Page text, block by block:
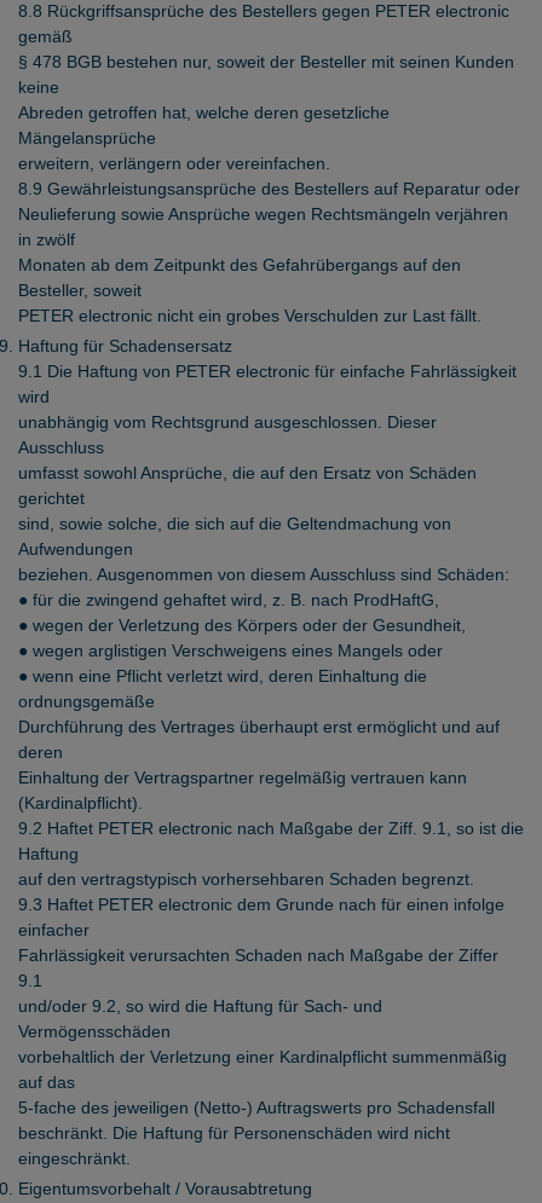
8.8 Rückgriffsansprüche des Bestellers gegen PETER electronic
gemäß
§ 478 BGB bestehen nur, soweit der Besteller mit seinen Kunden
keine
Abreden getroffen hat, welche deren gesetzliche
Mängelansprüche
erweitern, verlängern oder vereinfachen.
8.9 Gewährleistungsansprüche des Bestellers auf Reparatur oder
Neulieferung sowie Ansprüche wegen Rechtsmängeln verjähren
in zwölf
Monaten ab dem Zeitpunkt des Gefahrübergangs auf den
Besteller, soweit
PETER electronic nicht ein grobes Verschulden zur Last fällt.
Haftung für Schadensersatz
9.1 Die Haftung von PETER electronic für einfache Fahrlässigkeit
wird
unabhängig vom Rechtsgrund ausgeschlossen. Dieser
Ausschluss
umfasst sowohl Ansprüche, die auf den Ersatz von Schäden
gerichtet
sind, sowie solche, die sich auf die Geltendmachung von
Aufwendungen
beziehen. Ausgenommen von diesem Ausschluss sind Schäden:
● für die zwingend gehaftet wird, z. B. nach ProdHaftG,
● wegen der Verletzung des Körpers oder der Gesundheit,
● wegen arglistigen Verschweigens eines Mangels oder
● wenn eine Pflicht verletzt wird, deren Einhaltung die
ordnungsgemäße
Durchführung des Vertrages überhaupt erst ermöglicht und auf
deren
Einhaltung der Vertragspartner regelmäßig vertrauen kann
(Kardinalpflicht).
9.2 Haftet PETER electronic nach Maßgabe der Ziff. 9.1, so ist die
Haftung
auf den vertragstypisch vorhersehbaren Schaden begrenzt.
9.3 Haftet PETER electronic dem Grunde nach für einen infolge
einfacher
Fahrlässigkeit verursachten Schaden nach Maßgabe der Ziffer
9.1
und/oder 9.2, so wird die Haftung für Sach- und
Vermögensschäden
vorbehaltlich der Verletzung einer Kardinalpflicht summenmäßig
auf das
5-fache des jeweiligen (Netto-) Auftragswerts pro Schadensfall
beschränkt. Die Haftung für Personenschäden wird nicht
eingeschränkt.
Eigentumsvorbehalt / Vorausabtretung